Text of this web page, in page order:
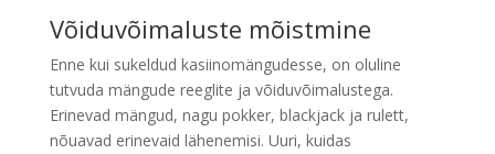
Võiduvõimaluste mõistmine
Enne kui sukeldud kasiinomängudesse, on oluline
tutvuda mängude reeglite ja võiduvõimalustega.
Erinevad mängud, nagu pokker, blackjack ja rulett,
nõuavad erinevaid lähenemisi. Uuri, kuidas